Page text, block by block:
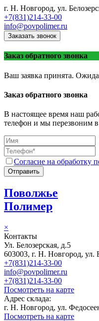
г. Н. Новгород, ул.
+7(831)214-33-00
info@povpolimer.ru
Заказать звонок
Заказ обратного звонка
Ваш заявка принята.
Заказ обратного звонка
В настоящее время наш
телефон и мы перезвоним
Согласие на обработку
Отправить
Поволжье
Полимер
×
Контакты
Ул. Белозерская, д.5
603003, г. Н. Новгород, ул.
+7(831)214-33-00
info@povpolimer.ru
+7(831)214-33-00
Посмотреть на карте
Адрес склада:
г. Н. Новгород, ул.
Посмотреть на карте